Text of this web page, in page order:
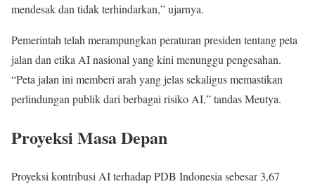
mendesak dan tidak terhindarkan,” ujarnya.
Pemerintah telah merampungkan peraturan presiden tentang peta
jalan dan etika AI nasional yang kini menunggu pengesahan.
“Peta jalan ini memberi arah yang jelas sekaligus memastikan
perlindungan publik dari berbagai risiko AI,” tandas Meutya.
Proyeksi Masa Depan
Proyeksi kontribusi AI terhadap PDB Indonesia sebesar 3,67